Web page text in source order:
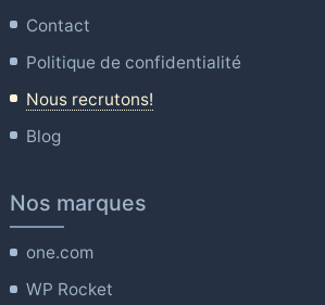
Contact
Politique de confidentialité
Nous recrutons!
Blog
Nos marques
one.com
WP Rocket